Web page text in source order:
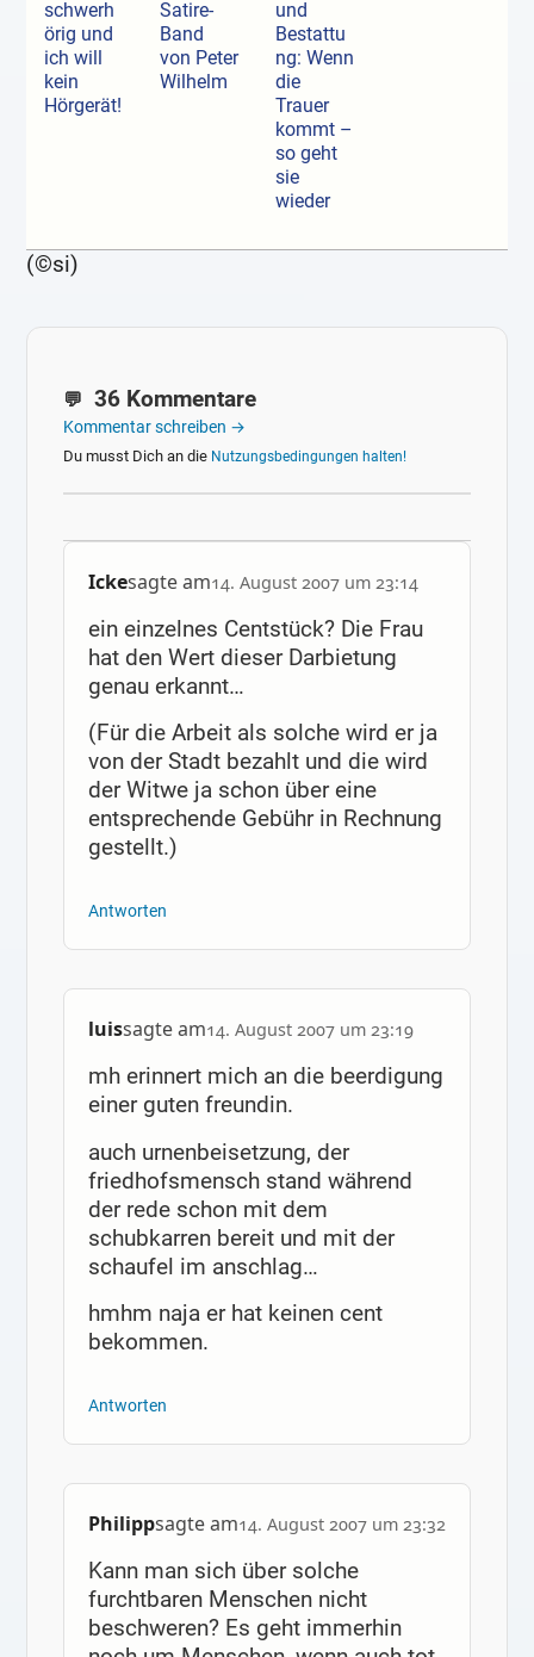
schwerh
örig und
ich will
kein
Hörgerät!
Satire-
Band
von Peter
Wilhelm
und
Bestattu
ng: Wenn
die
Trauer
kommt –
so geht
sie
wieder
(©si)
36 Kommentare
Kommentar schreiben →
Du musst Dich an die Nutzungsbedingungen halten!
Ickesagte am14. August 2007 um 23:14
ein einzelnes Centstück? Die Frau
hat den Wert dieser Darbietung
genau erkannt…
(Für die Arbeit als solche wird er ja
von der Stadt bezahlt und die wird
der Witwe ja schon über eine
entsprechende Gebühr in Rechnung
gestellt.)
Antworten
luissagte am14. August 2007 um 23:19
mh erinnert mich an die beerdigung
einer guten freundin.
auch urnenbeisetzung, der
friedhofsmensch stand während
der rede schon mit dem
schubkarren bereit und mit der
schaufel im anschlag…
hmhm naja er hat keinen cent
bekommen.
Antworten
Philippsagte am14. August 2007 um 23:32
Kann man sich über solche
furchtbaren Menschen nicht
beschweren? Es geht immerhin